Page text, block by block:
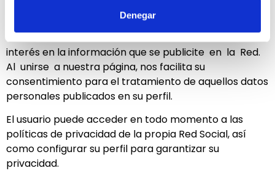
Denegar
El usuario dispone de un perfil en la misma Red Social y
ha decidido unirse a la página creada por
ADMINISTRACION ENTRENAMIENTO, S.L., mostrando así
interés en la información que se publicite en la Red.
Al unirse a nuestra página, nos facilita su
consentimiento para el tratamiento de aquellos datos
personales publicados en su perfil.
El usuario puede acceder en todo momento a las
políticas de privacidad de la propia Red Social, así
como configurar su perfil para garantizar su
privacidad.